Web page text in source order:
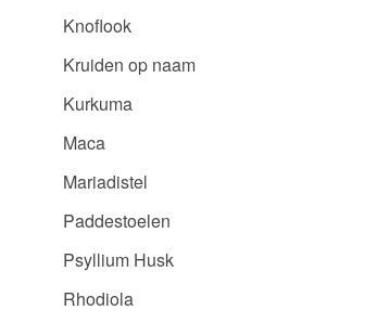
Knoflook
Kruiden op naam
Kurkuma
Maca
Mariadistel
Paddestoelen
Psyllium Husk
Rhodiola